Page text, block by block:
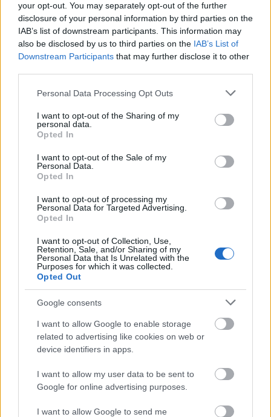
your opt-out. You may separately opt-out of the further
disclosure of your personal information by third parties on the
IAB’s list of downstream participants. This information may
also be disclosed by us to third parties on the IAB’s List of
Downstream Participants that may further disclose it to other
Please note that this website/app uses one or more Google
not limited to your visit or usage behaviour. You may click to
grant or deny consent to Google and its third-party tags to
use your data for below specified purposes in below Google
consent section.
Personal Data Processing Opt Outs
I want to opt-out of the Sharing of my
personal data.
Opted In
I want to opt-out of the Sale of my
Personal Data.
Opted In
I want to opt-out of processing my
Personal Data for Targeted Advertising.
Opted In
I want to opt-out of Collection, Use,
Retention, Sale, and/or Sharing of my
Personal Data that Is Unrelated with the
Purposes for which it was collected.
Opted Out
Google consents
I want to allow Google to enable storage
related to advertising like cookies on web or
device identifiers in apps.
I want to allow my user data to be sent to
Google for online advertising purposes.
I want to allow Google to send me